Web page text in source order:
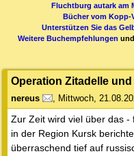
Fluchtburg autark am
Bücher vom Kopp-
Unterstützen Sie das
Weitere Buchempfehlungen und
Operation Zitadelle
nereus , Mittwoch,
Zur Zeit wird viel über das -
in der Region Kursk
überraschend tief auf